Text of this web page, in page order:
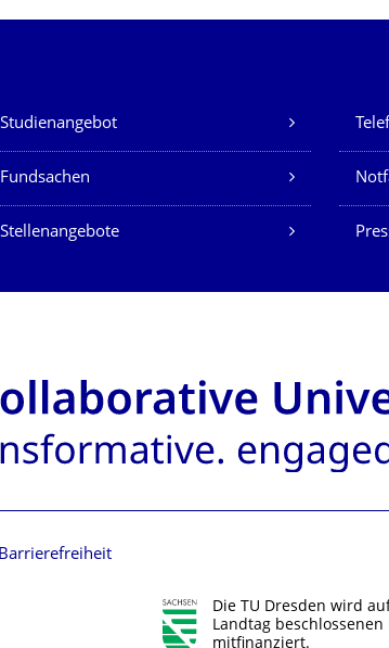
Dienste
Studienangebot
Fundsachen
Stellenangebote
Barrierefreiheit
Die TU Dresden wird
Landtag
mitfinanziert.